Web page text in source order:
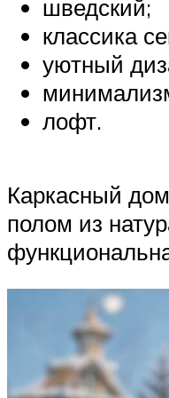
шведский;
классика
уютный
лофт.
Каркасный
полом из